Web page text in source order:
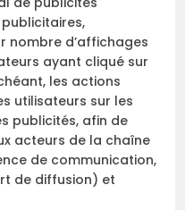
nombre d’affichages
ayant cliqué sur
les actions
utilisateurs sur les
publicités, afin de
acteurs de la chaîne
de communication,
de diffusion) et